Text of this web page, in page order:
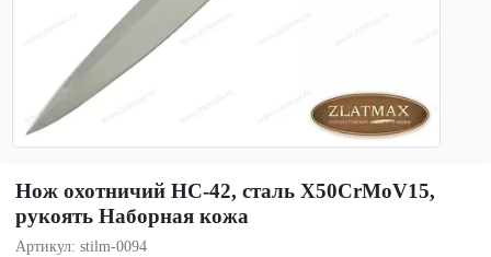
Нож охотничий НС-42, сталь X50CrMoV15,
рукоять Наборная кожа
Артикул: stilm-0094